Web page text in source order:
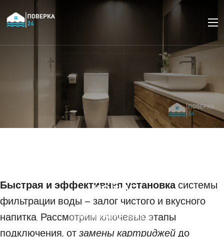
мойку
09 НОЯБРЯ 2025
Быстрая и эффективная установкасистемы
фильтрации воды – залог чистого и вкусного
напитка. Рассмотрим ключевые этапы
подключения, от замены картриджей до